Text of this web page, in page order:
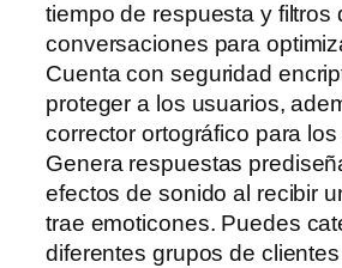
tiempo de respuesta y filtros
conversaciones para
Cuenta con seguridad
proteger a los usuarios,
corrector ortográfico para
Genera respuestas
efectos de sonido al recibir
trae emoticones. Puedes
diferentes grupos de